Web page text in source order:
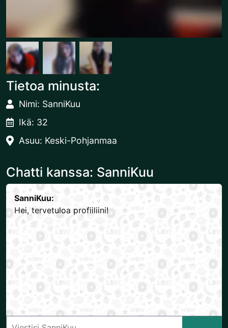
Tietoa minusta:
Nimi: SanniKuu
Ikä: 32
Asuu: Keski-Pohjanmaa
Chatti kanssa: SanniKuu
SanniKuu:
Hei, tervetuloa profiiliini!